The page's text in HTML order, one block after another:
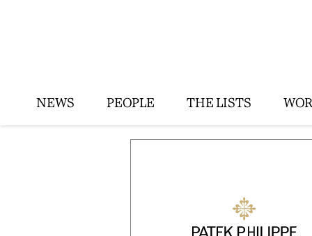
NEWS PEOPLE THE LISTS